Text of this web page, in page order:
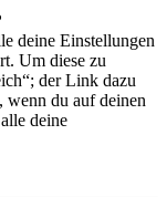
deine Einstellungen
Um diese zu
der Link dazu
wenn du auf deinen
deine